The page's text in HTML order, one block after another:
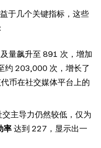
于几个关键指标，这些
及量飙升至 891 次，增加
约 203,000 次，增长了
币在社交媒体平台上的
交主导力仍然较低，仅为
率 达到 227，显示出一